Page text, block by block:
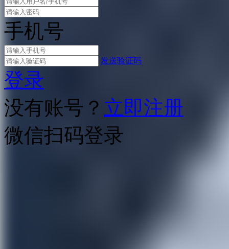
手机号
发送验证码
登录
没有账号？ 立即注册
微信扫码登录